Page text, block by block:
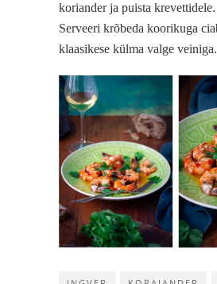
koriander ja puista krevettidele.
Serveeri krõbeda koorikuga
klaasikese külma valge veiniga.